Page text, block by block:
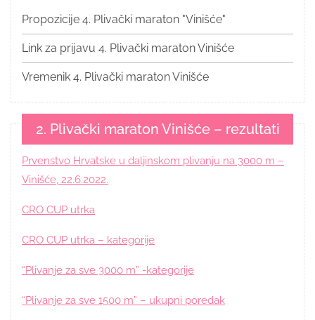
Propozicije 4. Plivački maraton "Vinišće"
Link za prijavu 4. Plivački maraton Vinišće
Vremenik 4. Plivački maraton Vinišće
2. Plivački maraton Vinišće – rezultati
Prvenstvo Hrvatske u daljinskom plivanju na 3000 m –
Vinišće, 22.6.2022.
CRO CUP utrka
CRO CUP utrka – kategorije
“Plivanje za sve 3000 m” -kategorije
“Plivanje za sve 1500 m” – ukupni poredak